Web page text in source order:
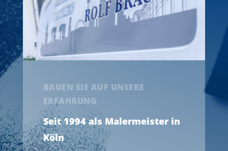
BAUEN SIE AUF UNSERE
ERFAHRUNG
Seit 1994 als Malermeister in
Köln